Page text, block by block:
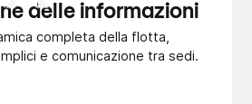
delle informazioni
completa della flotta,
e comunicazione tra sedi.